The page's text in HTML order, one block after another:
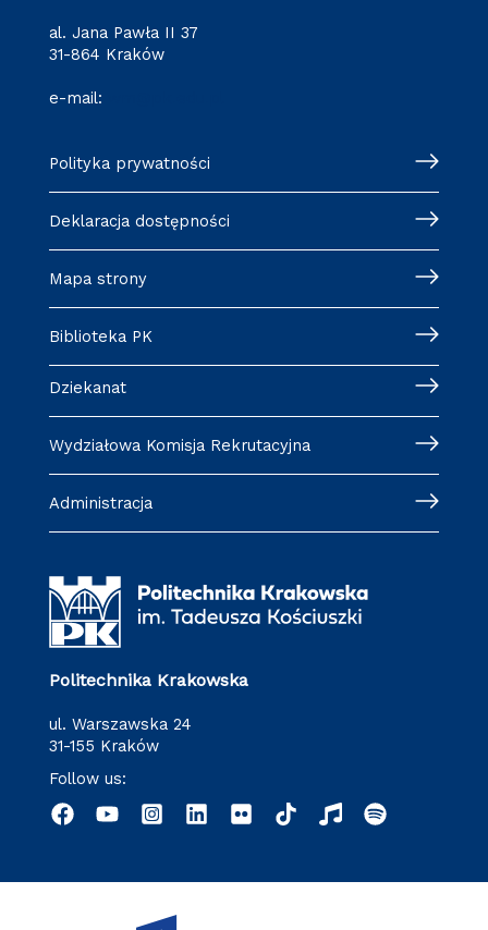
al. Jana Pawła II 37
31-864 Kraków
e-mail:
Polityka prywatności
Deklaracja dostępności
Mapa strony
Biblioteka PK
Dziekanat
Wydziałowa Komisja Rekrutacyjna
Administracja
Politechnika Krakowska
ul. Warszawska 24
31-155 Kraków
Follow us: